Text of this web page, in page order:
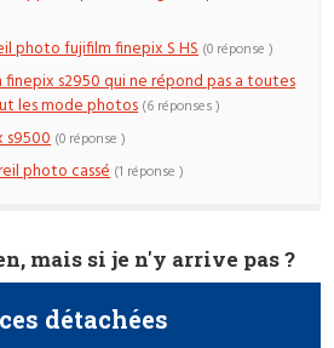
photo fujifilm finepix S HS (0 réponse )
s2950 qui ne répond pas a toutes
les mode photos (6 réponses )
s9500 (0 réponse )
photo cassé (1 réponse )
mais si je n'y arrive pas ?
détachées